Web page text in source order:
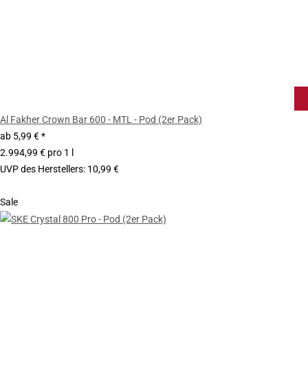
Al Fakher Crown Bar 600 - MTL - Pod (2er Pack)
ab 5,99 €*
2.994,99 € pro 1 l
UVP des Herstellers: 10,99 €
Sale